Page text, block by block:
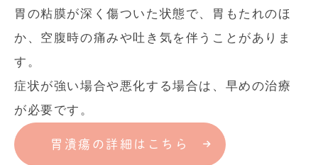
胃の粘膜が深く傷ついた状態で、胃もたれのほ
か、空腹時の痛みや吐き気を伴うことがありま
す。
症状が強い場合や悪化する場合は、早めの治療
が必要です。
胃潰瘍の詳細はこちら